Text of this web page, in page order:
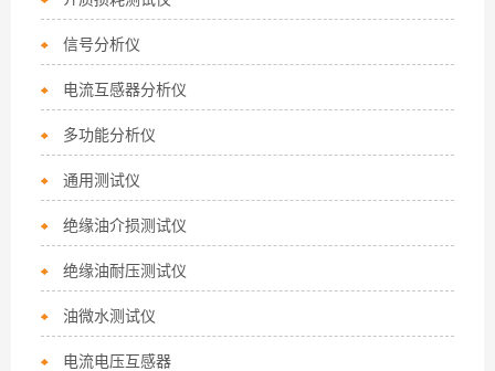
信号分析仪
电流互感器分析仪
多功能分析仪
通用测试仪
绝缘油介损测试仪
绝缘油耐压测试仪
油微水测试仪
电流电压互感器